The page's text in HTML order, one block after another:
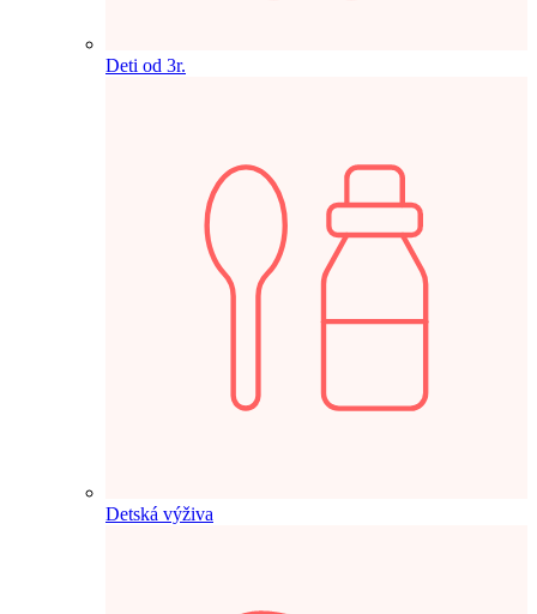
Deti od 3r.
Detská výživa